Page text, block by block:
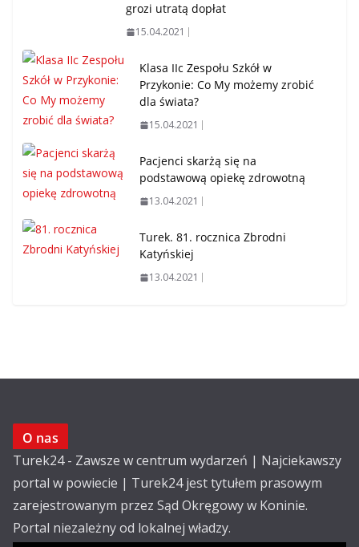
grozi utratą dopłat
15.04.2021
Klasa IIc Zespołu Szkół w
Przykonie: Co My możemy zrobić
dla świata?
15.04.2021
Pacjenci skarżą się na
podstawową opiekę zdrowotną
13.04.2021
Turek. 81. rocznica Zbrodni
Katyńskiej
13.04.2021
O nas
Turek24 - Zawsze w centrum wydarzeń | Najciekawszy
portal w powiecie | Turek24 jest tytułem prasowym
zarejestrowanym przez Sąd Okręgowy w Koninie.
Portal niezależny od lokalnej władzy.